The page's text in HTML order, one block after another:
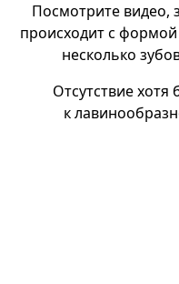
Посмотрите видео,
происходит с
несколько
Отсутствие
к